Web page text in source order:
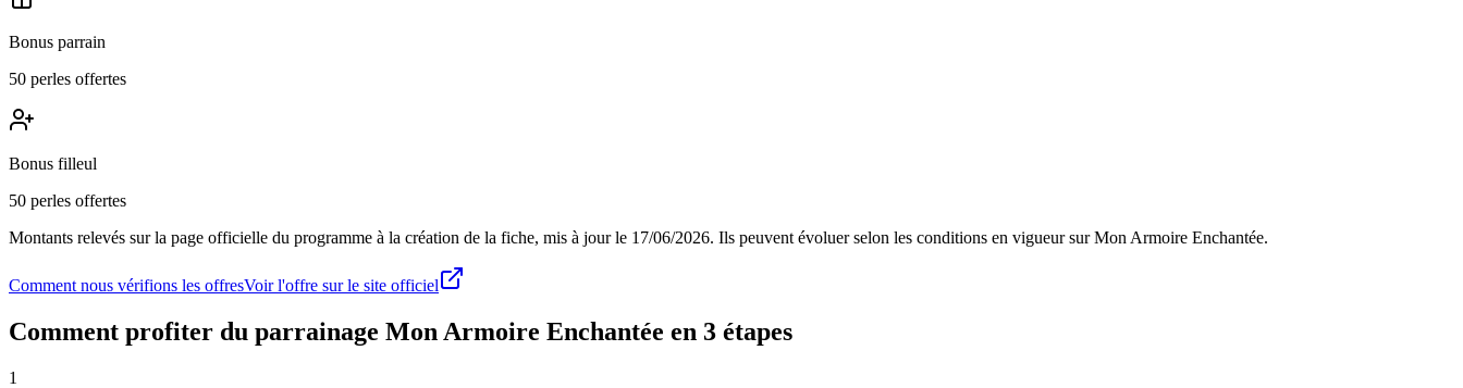
Bonus parrain
50 perles offertes
Bonus filleul
50 perles offertes
Montants relevés sur la page officielle du programme à la création de la fiche, mis à jour le 17/06/2026. Ils peuvent évoluer selon les conditions en vigueur surMon Armoire Enchantée.
Comment nous vérifions les offresVoir l'offre sur le site officiel
Comment profiter du parrainage Mon Armoire Enchantée en 3 étapes
1